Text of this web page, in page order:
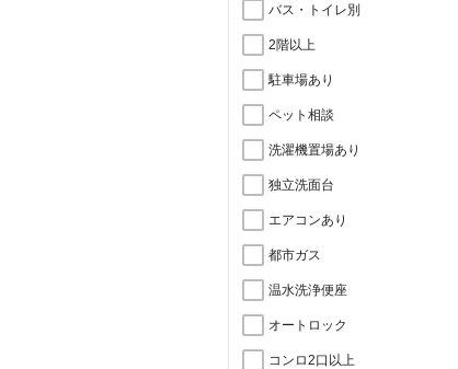
バス・トイレ別
2階以上
駐車場あり
ペット相談
洗濯機置場あり
独立洗面台
エアコンあり
都市ガス
温水洗浄便座
オートロック
コンロ2口以上